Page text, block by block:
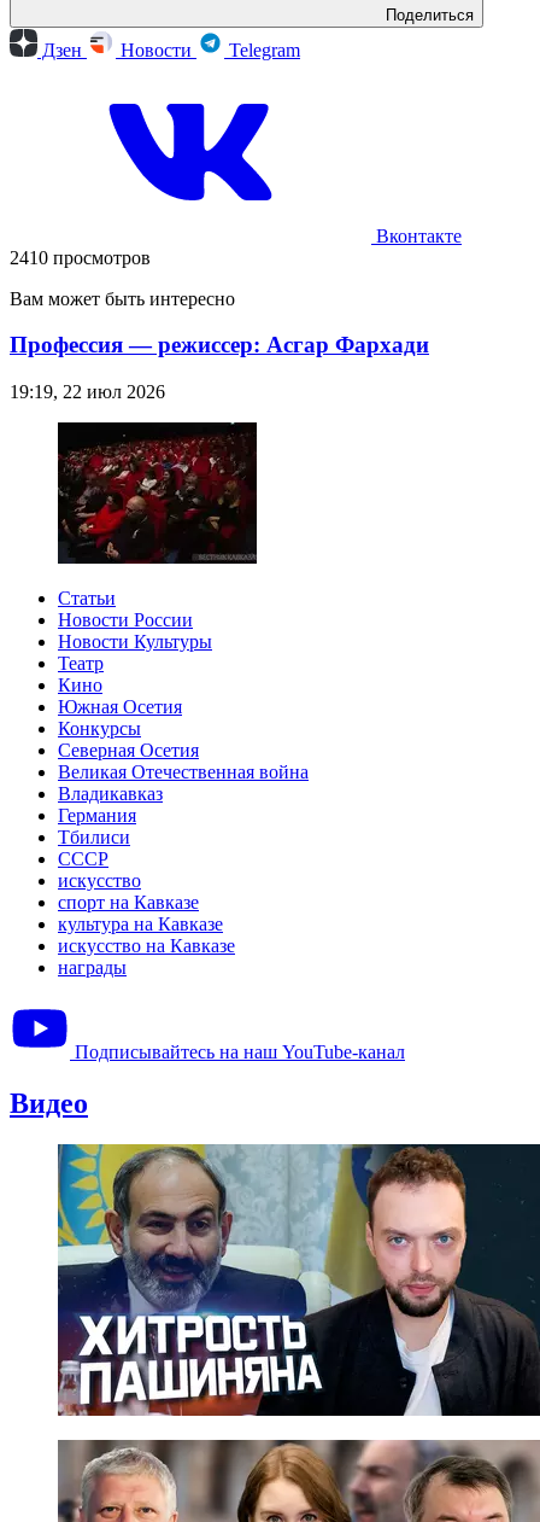
Поделиться
Дзен Новости Telegram
Вконтакте
2410 просмотров
Вам может быть интересно
Профессия — режиссер: Асгар Фархади
19:19, 22 июл 2026
Статьи
Новости России
Новости Культуры
Театр
Кино
Южная Осетия
Конкурсы
Северная Осетия
Великая Отечественная война
Владикавказ
Германия
Тбилиси
СССР
искусство
спорт на Кавказе
культура на Кавказе
искусство на Кавказе
награды
Подписывайтесь на наш YouTube-канал
Видео